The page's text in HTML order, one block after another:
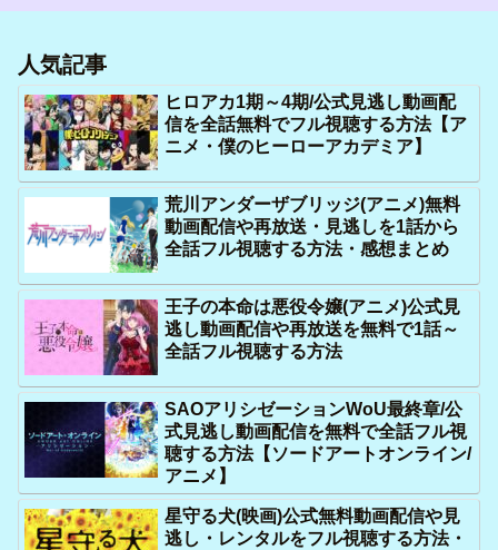
人気記事
ヒロアカ1期～4期/公式見逃し動画配
信を全話無料でフル視聴する方法【ア
ニメ・僕のヒーローアカデミア】
荒川アンダーザブリッジ(アニメ)無料
動画配信や再放送・見逃しを1話から
全話フル視聴する方法・感想まとめ
王子の本命は悪役令嬢(アニメ)公式見
逃し動画配信や再放送を無料で1話～
全話フル視聴する方法
SAOアリシゼーションWoU最終章/公
式見逃し動画配信を無料で全話フル視
聴する方法【ソードアートオンライン/
アニメ】
星守る犬(映画)公式無料動画配信や見
逃し・レンタルをフル視聴する方法・